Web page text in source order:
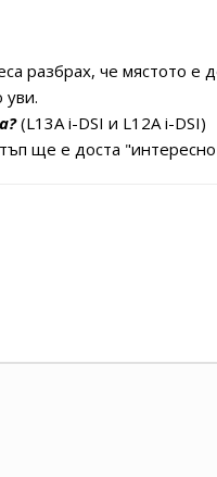
разбрах, че мястото е
уви.
(L13A i-DSI и L12A i-DSI)
ще е доста